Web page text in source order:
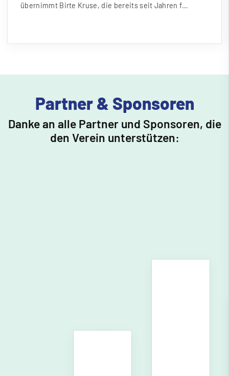
übernimmt Birte Kruse, die bereits seit Jahren f…
Partner & Sponsoren
Danke an alle Partner und Sponsoren, die
den Verein unterstützen: